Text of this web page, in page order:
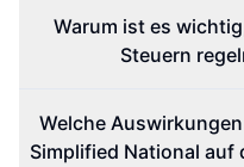
Warum ist es
Steuern
Welche
Simplified National auf